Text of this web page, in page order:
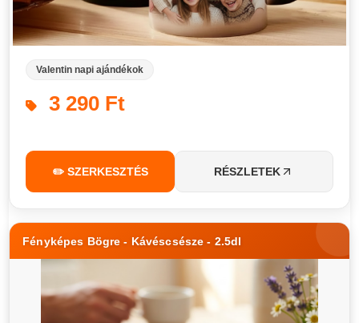
Valentin napi ajándékok
3 290 Ft
✏️ SZERKESZTÉS RÉSZLETEK
Fényképes Bögre - Kávéscsésze - 2.5dl